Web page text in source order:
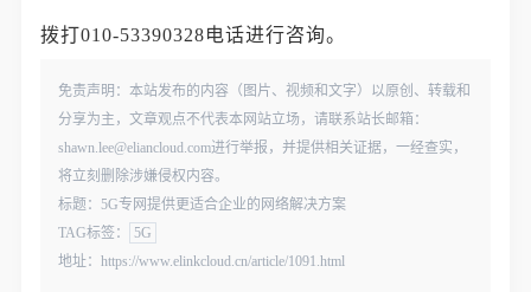
拨打010-53390328电话进行咨询。
免责声明：本站发布的内容（图片、视频和文字）以原创、转载和
分享为主，文章观点不代表本网站立场，请联系站长邮箱：
shawn.lee@eliancloud.com进行举报，并提供相关证据，一经查实，
将立刻删除涉嫌侵权内容。
标题：5G专网提供更适合企业的网络解决方案
TAG标签：
5G
地址：https://www.elinkcloud.cn/article/1091.html